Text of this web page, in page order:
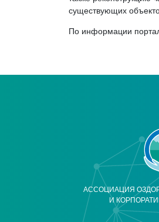
существующих
По информации
АССОЦИАЦИЯ
И